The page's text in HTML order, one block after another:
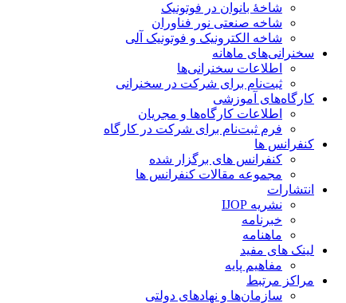
شاخۀ بانوان در فوتونیک
شاخه صنعتی نور فناوران
شاخه‌ الکترونیک و فوتونیک آلی
سخنرانی‌های ماهانه
اطلاعات سخنرانی‌‌ها
ثبت‌نام برای شرکت در سخنرانی
کارگاه‌های آموزشی
اطلاعات کارگاه‌ها و مجریان
فرم ثبت‌نام برای شرکت در کارگاه
کنفرانس ها
کنفرانس های برگزار شده
مجموعه مقالات کنفرانس ها
انتشارات
نشریه IJOP
خبرنامه
ماهنامه
لینک های مفید
مفاهیم پایه
مراکز مرتبط
سازمان‌ها و نهادهای دولتی